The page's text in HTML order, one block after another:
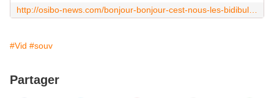
#Vid #souv
Partager